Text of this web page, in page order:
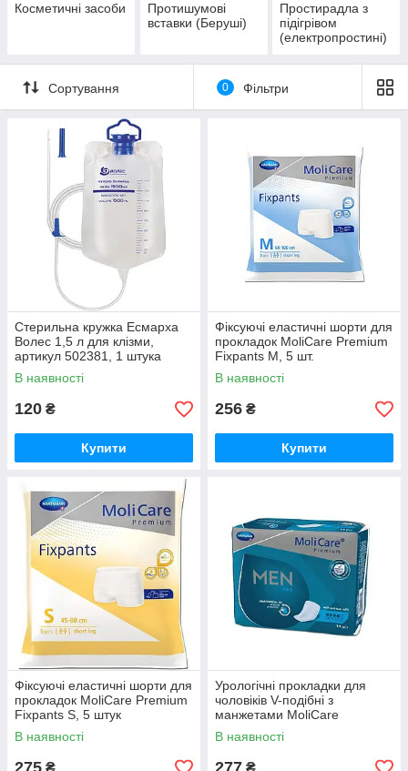
Косметичні засоби
Протишумові
вставки (Беруші)
Простирадла з
підігрівом
(електропростині)
Сортування 0 Фільтри
Стерильна кружка Есмарха
Волес 1,5 л для клізми,
артикул 502381, 1 штука
В наявності
120 ₴
Купити
Фіксуючі еластичні шорти для
прокладок MoliCare Premium
Fixpants M, 5 шт.
В наявності
256 ₴
Купити
Фіксуючі еластичні шорти для
прокладок MoliCare Premium
Fixpants S, 5 штук
В наявності
Урологічні прокладки для
чоловіків V-подібні з
манжетами MoliCare
Premium MEN PAD 4 краплі
В наявності